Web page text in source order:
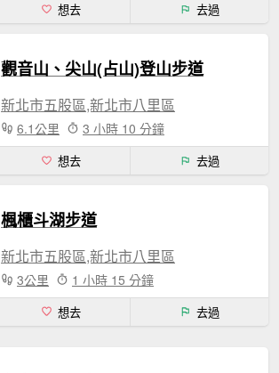
想去 去過
觀音山、尖山(占山)登山步道
新北市五股區,新北市八里區
6.1公里 3 小時 10 分鐘
想去 去過
楓櫃斗湖步道
新北市五股區,新北市八里區
3公里 1 小時 15 分鐘
想去 去過